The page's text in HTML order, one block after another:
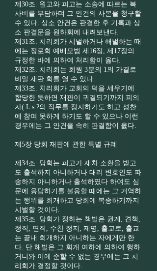
제30조. 원고와 피고는 소송에 따르는 복
사비를 부담하며 그 안건의 사본을 청구할
수 있다. 상소 안건은 판결한 후 기록과 상
소 판결문을 원하회에 내려보낸다.
제31조. 치리회가 시벌하거나 해벌하는 때
에는 장로회 예배모범 제16장, 제17장의
규정한 바에 의하여 처리함이 옳다.
제32조. 치리회는 회원 3분의 1의 가결로
비밀 재판 회를 열 수 있다.
제33조. 치리회가 교회의 덕을 세우기에
합당한 듯하면 재판이 귀결되기까지 피의
자( L s ?의 직무를 정지하기도 하고 성찬
에 참여 못하게 하기도 할 수 있으나 이런
경우에는 그 안건을 속히 판결함이 옳다.
제5장 당회 재판에 관한 특별 규례
제34조. 당회는 피고가 재차 소환을 받고
도 출석하지 아니하거나 대리 변호인도 파
송하지 아니하거나 출석하였다 하여도 심
문에 응답하기를 불응할 때에는 그 거역하
는 행위를 회개하고 당회에 복종하기까지
시벌할 것이다.
제35조. 당회가 정하는 책벌은 권계, 견책,
정직, 면직, 수찬 정지, 제명, 출교로, 출교
는 끝내 회개하지 아니하는 자에게만 한
다. 단 해벌은 그 회개 여하에 의하여 행하
거니와 이에 준할 수 없는 경우에는 그 치
리회가 결정할 것이다.